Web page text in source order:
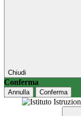
Chiudi
Conferma
Annulla Conferma